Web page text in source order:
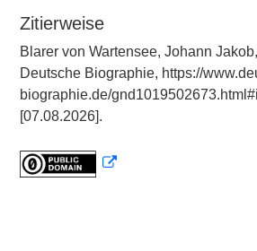
Zitierweise
Blarer von Wartensee, Johann
Deutsche Biographie, https://
biographie.de/
[07.08.2026].